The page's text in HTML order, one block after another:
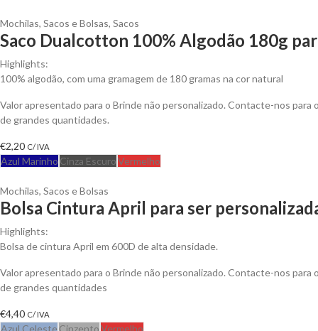
Mochilas, Sacos e Bolsas, Sacos
Saco Dualcotton 100% Algodão 180g
Highlights:
100% algodão, com uma gramagem de 180 gramas na cor natural
Valor apresentado para o Brinde não personalizado. Contacte-nos
de grandes quantidades.
€2,20 C/ IVA
Azul Marinho Cinza EscuroVermelho
Mochilas, Sacos e Bolsas
Bolsa Cintura April para ser
Highlights:
Bolsa de cintura April em 600D de alta densidade.
Valor apresentado para o Brinde não personalizado. Contacte-nos
de grandes quantidades
€4,40 C/ IVA
Azul Celeste CinzentoVermelho